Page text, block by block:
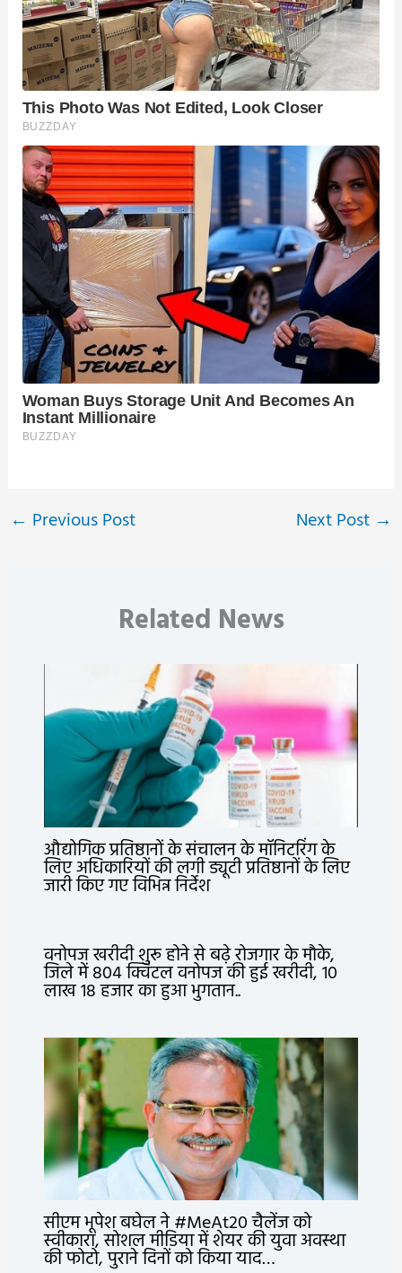
← Previous Post Next Post →
Related News
औद्योगिक प्रतिष्ठानों के संचालन के मॉनिटरिंग के
लिए अधिकारियों की लगी ड्यूटी प्रतिष्ठानों के लिए
जारी किए गए विभिन्न निर्देश
वनोपज खरीदी शुरू होने से बढ़े रोजगार के मौके,
जिले में 804 क्विंटल वनोपज की हुई खरीदी, 10
लाख 18 हजार का हुआ भुगतान..
सीएम भूपेश बघेल ने #MeAt20 चैलेंज को
स्वीकारा, सोशल मीडिया में शेयर की युवा अवस्था
की फोटो, पुराने दिनों को किया याद…